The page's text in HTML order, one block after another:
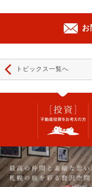
お
トピックス一覧へ